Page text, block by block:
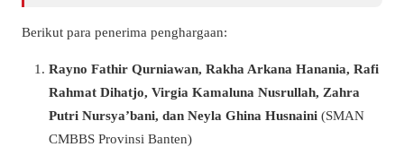
Berikut para penerima penghargaan:
Rayno Fathir Qurniawan, Rakha Arkana Hanania, Rafi
Rahmat Dihatjo, Virgia Kamaluna Nusrullah, Zahra
Putri Nursya’bani, dan Neyla Ghina Husnaini (SMAN
CMBBS Provinsi Banten)